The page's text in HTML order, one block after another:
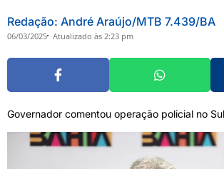
Redação: André Araújo/MTB 7.439/BA
06/03/2025 Atualizado às 2:23 pm
Governador comentou operação policial no